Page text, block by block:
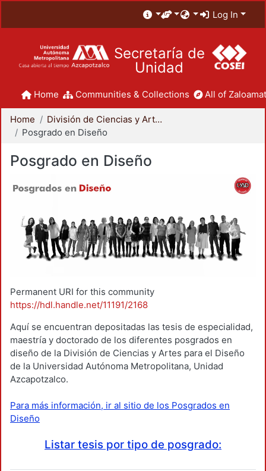
Log In
Secretaría de
Unidad
Home Communities & Collections All of
Home
División de Ciencias y Artes para el Diseño
Posgrado en Diseño
Posgrado en Diseño
Permanent URI for this community
https://hdl.handle.net/11191/2168
Aquí se encuentran depositadas las tesis de especialidad,
maestría y doctorado de los diferentes posgrados en
diseño de la División de Ciencias y Artes para el Diseño
de la Universidad Autónoma Metropolitana, Unidad
Azcapotzalco.
Para más información, ir al sitio de los Posgrados en
Diseño
Listar tesis por tipo de posgrado: